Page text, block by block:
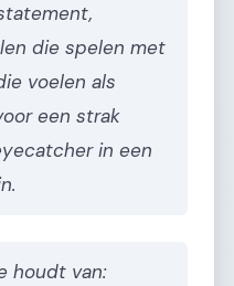
die spelen met
voelen als
een strak
in een
houdt van: